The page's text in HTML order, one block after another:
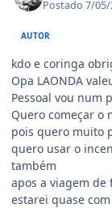
Postado7/05/
AUTOR
kdo e coringa
Opa LAONDA
Pessoal vou num
Quero começar o
pois quero muito
quero usar o
também
apos a viagem de
estarei quase